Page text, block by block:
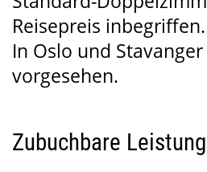
Reisepreis inbegriffen.
In Oslo und
vorgesehen.
Zubuchbare